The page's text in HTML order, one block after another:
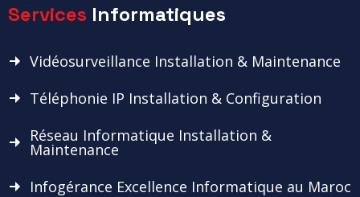
Services Informatiques
Vidéosurveillance Installation & Maintenance
Téléphonie IP Installation & Configuration
Réseau Informatique Installation &
Maintenance
Infogérance Excellence Informatique au Maroc